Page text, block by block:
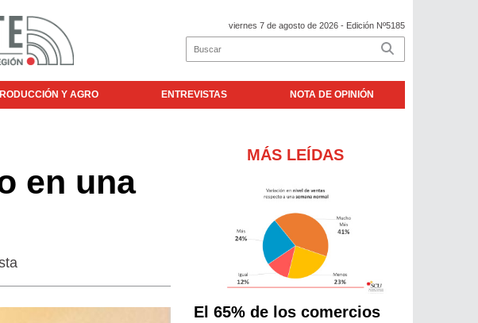
viernes 7 de agosto de 2026 - Edición Nº5185
Y AGRO ENTREVISTAS NOTA DE OPINIÓN
en una
MÁS LEÍDAS
El 65% de los comercios